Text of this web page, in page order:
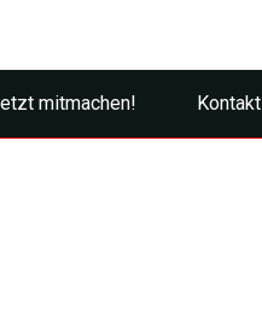
mitmachen! Kontakt